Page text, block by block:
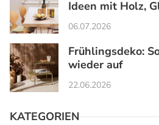
Ideen mit Holz,
06.07.2026
Frühlingsdeko:
wieder auf
22.06.2026
KATEGORIEN